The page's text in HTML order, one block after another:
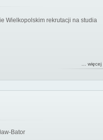
Wielkopolskim rekrutacji na studia
… więcej
Bator